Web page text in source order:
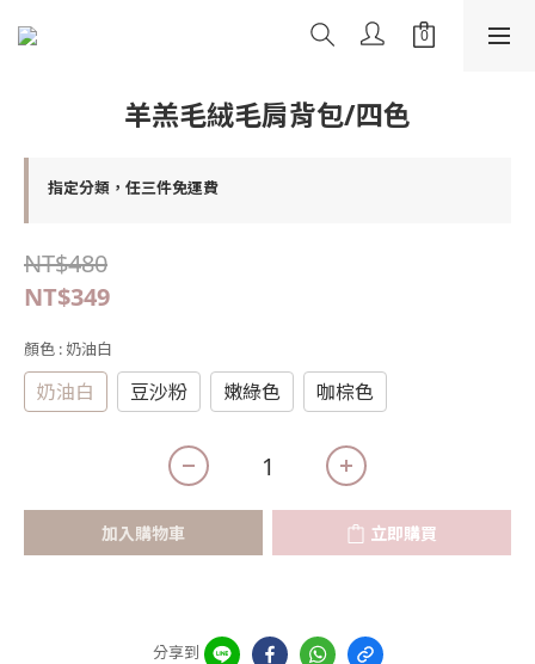
羊羔毛絨毛肩背包/四色
指定分類，任三件免運費
NT$480
NT$349
顏色 : 奶油白
奶油白 豆沙粉 嫩綠色 咖棕色
加入購物車 立即購買
分享到